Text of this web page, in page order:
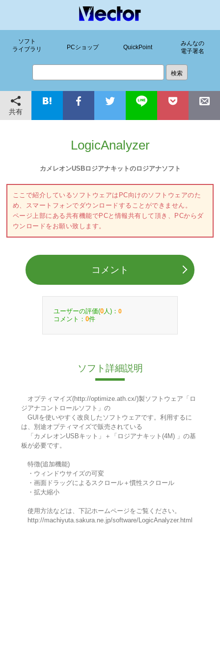
ソフト
ライブラリ
PCショップ QuickPoint
みんなの
電子署名
共有
LogicAnalyzer
カメレオンUSBロジアナキットのロジアナソフト
ここで紹介しているソフトウェアはPC向けのソフトウェアのた
め、スマートフォンでダウンロードすることができません。
ページ上部にある共有機能でPCと情報共有して頂き、PCからダ
ウンロードをお願い致します。
コメント
ユーザーの評価(0 人)： 0
コメント： 0件
ソフト詳細説明
オプティマイズ(http://optimize.ath.cx/)製ソフトウェア「ロ
ジアナコントロールソフト」の
GUIを使いやすく改良したソフトウェアです。利用するに
は、別途オプティマイズで販売されている
「カメレオンUSBキット」＋「ロジアナキット(4M) 」の基
板が必要です。
特徴(追加機能)
・ウィンドウサイズの可変
・画面ドラッグによるスクロール＋慣性スクロール
・拡大縮小
使用方法などは、下記ホームページをご覧ください。
http://machiyuta.sakura.ne.jp/software/LogicAnalyzer.html